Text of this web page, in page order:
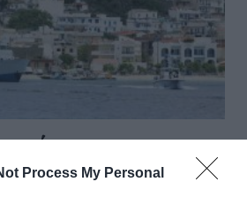
Process My Personal
για τον